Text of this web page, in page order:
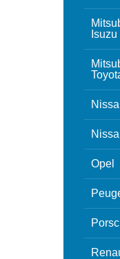
Isuzu
Opel